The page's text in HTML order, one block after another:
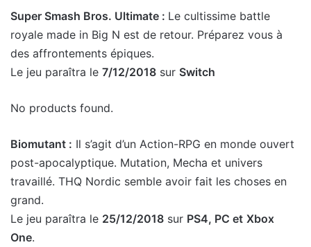
Super Smash Bros. Ultimate : Le cultissime battle
royale made in Big N est de retour. Préparez vous à
des affrontements épiques.
Le jeu paraîtra le 7/12/2018 sur Switch
No products found.
Biomutant : Il s’agit d’un Action-RPG en monde ouvert
post-apocalyptique. Mutation, Mecha et univers
travaillé. THQ Nordic semble avoir fait les choses en
grand.
Le jeu paraîtra le 25/12/2018 sur PS4, PC et Xbox
One.